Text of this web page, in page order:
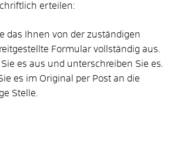
erteilen:
das Ihnen von der zuständigen
Formular vollständig aus.
es aus und unterschreiben Sie es.
es im Original per Post an die
Stelle.